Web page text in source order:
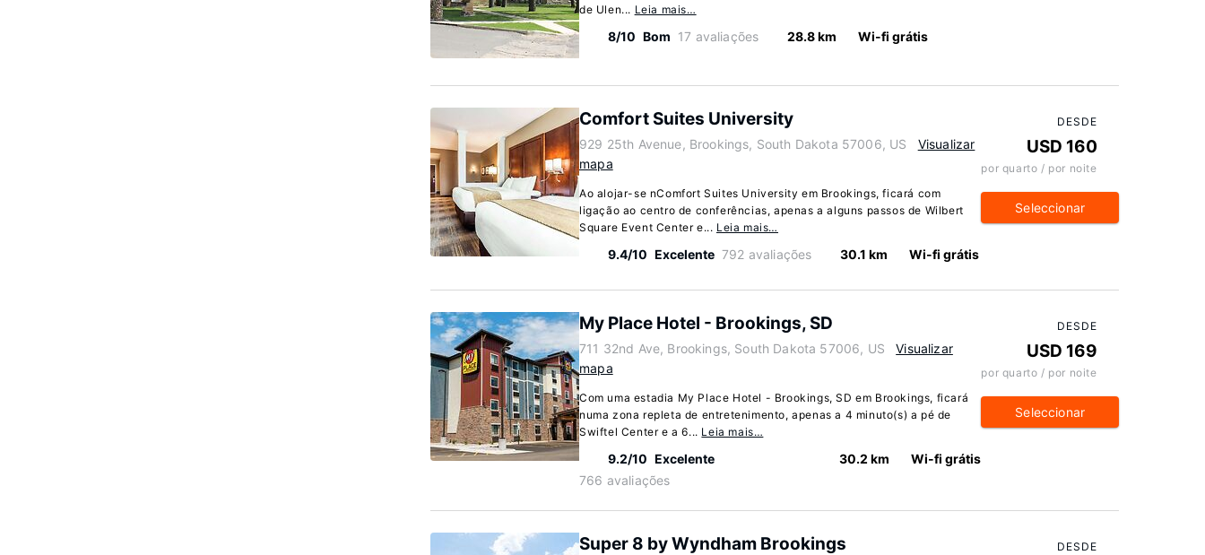
de Ulen... Leia mais…
8/10 Bom 17 avaliações 28.8 km Wi-fi grátis
Comfort Suites University
929 25th Avenue, Brookings, South Dakota 57006, US
Visualizar
mapa
Ao alojar-se nComfort Suites University em Brookings, ficará com
ligação ao centro de conferências, apenas a alguns passos de Wilbert
Square Event Center e... Leia mais…
9.4/10 Excelente 792 avaliações 30.1 km Wi-fi grátis
DESDE
USD 160
por quarto / por noite
Seleccionar
My Place Hotel - Brookings, SD
711 32nd Ave, Brookings, South Dakota 57006, US
Visualizar
mapa
Com uma estadia My Place Hotel - Brookings, SD em Brookings, ficará
numa zona repleta de entretenimento, apenas a 4 minuto(s) a pé de
Swiftel Center e a 6... Leia mais…
9.2/10 Excelente
766 avaliações
30.2 km Wi-fi grátis
DESDE
USD 169
por quarto / por noite
Seleccionar
Super 8 by Wyndham Brookings DESDE